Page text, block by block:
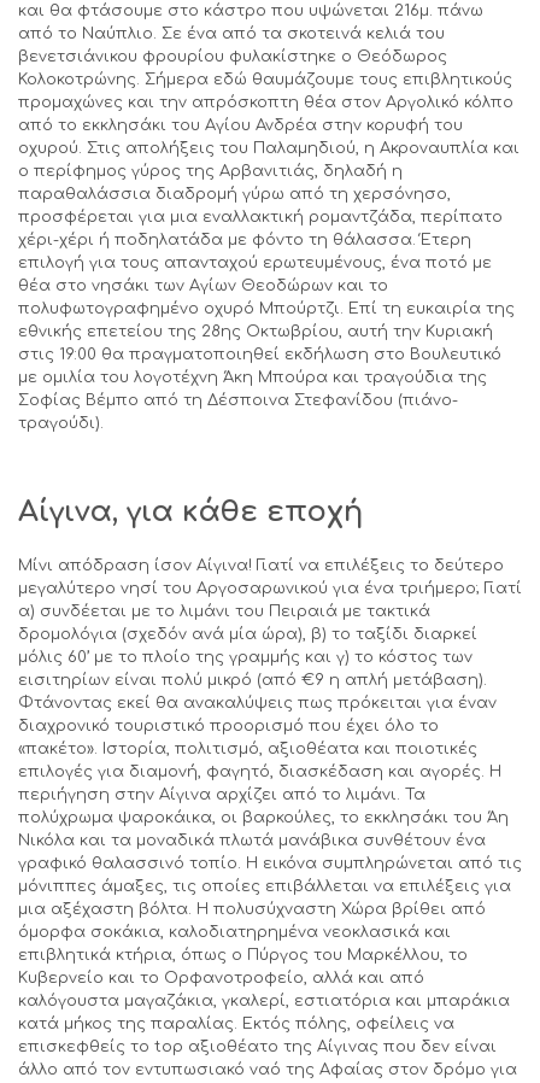
και θα φτάσουμε στο κάστρο που υψώνεται 216μ. πάνω
από το Ναύπλιο. Σε ένα από τα σκοτεινά κελιά του
βενετσιάνικου φρουρίου φυλακίστηκε ο Θεόδωρος
Κολοκοτρώνης. Σήμερα εδώ θαυμάζουμε τους επιβλητικούς
προμαχώνες και την απρόσκοπτη θέα στον Αργολικό κόλπο
από το εκκλησάκι του Αγίου Ανδρέα στην κορυφή του
οχυρού. Στις απολήξεις του Παλαμηδιού, η Ακροναυπλία και
ο περίφημος γύρος της Αρβανιτιάς, δηλαδή η
παραθαλάσσια διαδρομή γύρω από τη χερσόνησο,
προσφέρεται για μια εναλλακτική ρομαντζάδα, περίπατο
χέρι-χέρι ή ποδηλατάδα με φόντο τη θάλασσα. Έτερη
επιλογή για τους απανταχού ερωτευμένους, ένα ποτό με
θέα στο νησάκι των Αγίων Θεοδώρων και το
πολυφωτογραφημένο οχυρό Μπούρτζι. Επί τη ευκαιρία της
εθνικής επετείου της 28ης Οκτωβρίου, αυτή την Κυριακή
στις 19:00 θα πραγματοποιηθεί εκδήλωση στο Βουλευτικό
με ομιλία του λογοτέχνη Άκη Μπούρα και τραγούδια της
Σοφίας Βέμπο από τη Δέσποινα Στεφανίδου (πιάνο-
τραγούδι).
Αίγινα, για κάθε εποχή
Μίνι απόδραση ίσον Αίγινα! Γιατί να επιλέξεις το δεύτερο
μεγαλύτερο νησί του Αργοσαρωνικού για ένα τριήμερο; Γιατί
α) συνδέεται με το λιμάνι του Πειραιά με τακτικά
δρομολόγια (σχεδόν ανά μία ώρα), β) το ταξίδι διαρκεί
μόλις 60’ με το πλοίο της γραμμής και γ) το κόστος των
εισιτηρίων είναι πολύ μικρό (από €9 η απλή μετάβαση).
Φτάνοντας εκεί θα ανακαλύψεις πως πρόκειται για έναν
διαχρονικό τουριστικό προορισμό που έχει όλο το
«πακέτο». Ιστορία, πολιτισμό, αξιοθέατα και ποιοτικές
επιλογές για διαμονή, φαγητό, διασκέδαση και αγορές. Η
περιήγηση στην Αίγινα αρχίζει από το λιμάνι. Τα
πολύχρωμα ψαροκάικα, οι βαρκούλες, το εκκλησάκι του Άη
Νικόλα και τα μοναδικά πλωτά μανάβικα συνθέτουν ένα
γραφικό θαλασσινό τοπίο. Η εικόνα συμπληρώνεται από τις
μόνιππες άμαξες, τις οποίες επιβάλλεται να επιλέξεις για
μια αξέχαστη βόλτα. Η πολυσύχναστη Χώρα βρίθει από
όμορφα σοκάκια, καλοδιατηρημένα νεοκλασικά και
επιβλητικά κτήρια, όπως ο Πύργος του Μαρκέλλου, το
Κυβερνείο και το Ορφανοτροφείο, αλλά και από
καλόγουστα μαγαζάκια, γκαλερί, εστιατόρια και μπαράκια
κατά μήκος της παραλίας. Εκτός πόλης, οφείλεις να
επισκεφθείς το top αξιοθέατο της Αίγινας που δεν είναι
άλλο από τον εντυπωσιακό ναό της Αφαίας στον δρόμο για